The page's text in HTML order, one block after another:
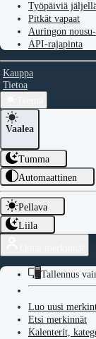
Työpäiviä
Pitkät vapaat
Auringon
API-rajapinta
Kauppa
Tietoa
Vaalea
Tumma
Automaattinen
Pellava
Liila
Tallennus
Luo uusi
Etsi merkinnät
Kalenterit,